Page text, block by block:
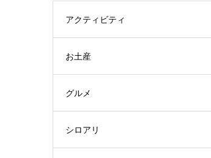
アクティビティ
お土産
グルメ
シロアリ